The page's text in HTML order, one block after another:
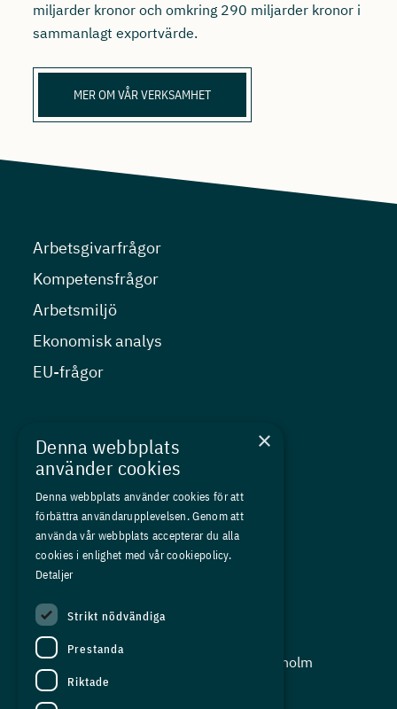
miljarder kronor och omkring 290 miljarder kronor i
sammanlagt exportvärde.
MER OM VÅR VERKSAMHET
Arbetsgivarfrågor
Kompetensfrågor
Arbetsmiljö
Ekonomisk analys
EU-frågor
Kurser
Medlemskap
Om oss
Press
In English
Adress:
Storgatan 19, Box 5501, 114 85 Stockholm
Organisationsnummer:
×
Denna webbplats
använder cookies
Denna webbplats använder cookies för att
förbättra användarupplevelsen. Genom att
använda vår webbplats accepterar du alla
cookies i enlighet med vår cookiepolicy.
Detaljer
Strikt nödvändiga
Prestanda
Riktade